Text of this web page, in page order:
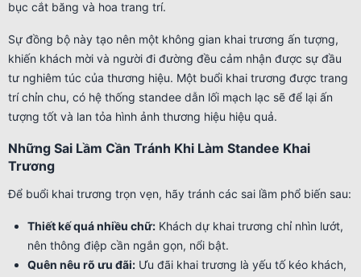
bục cắt băng và hoa trang trí.
Sự đồng bộ này tạo nên một không gian khai trương ấn tượng,
khiến khách mời và người đi đường đều cảm nhận được sự đầu
tư nghiêm túc của thương hiệu. Một buổi khai trương được trang
trí chỉn chu, có hệ thống standee dẫn lối mạch lạc sẽ để lại ấn
tượng tốt và lan tỏa hình ảnh thương hiệu hiệu quả.
Những Sai Lầm Cần Tránh Khi Làm Standee Khai
Trương
Để buổi khai trương trọn vẹn, hãy tránh các sai lầm phổ biến sau:
Thiết kế quá nhiều chữ: Khách dự khai trương chỉ nhìn lướt,
nên thông điệp cần ngắn gọn, nổi bật.
Quên nêu rõ ưu đãi: Ưu đãi khai trương là yếu tố kéo khách,